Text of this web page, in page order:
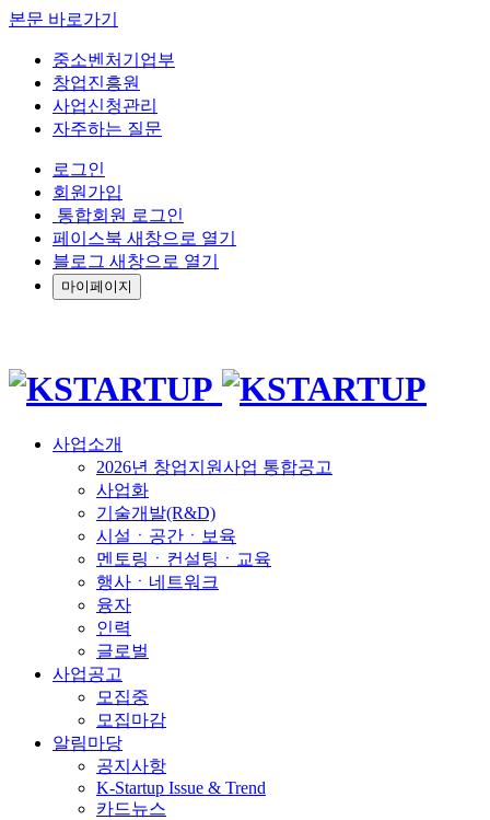
본문 바로가기
중소벤처기업부
창업진흥원
사업신청관리
자주하는 질문
로그인
회원가입
통합회원 로그인
페이스북 새창으로 열기
블로그 새창으로 열기
마이페이지
사업소개
2026년 창업지원사업 통합공고
사업화
기술개발(R&D)
시설ㆍ공간ㆍ보육
멘토링ㆍ컨설팅ㆍ교육
행사ㆍ네트워크
융자
인력
글로벌
사업공고
모집중
모집마감
알림마당
공지사항
K-Startup Issue & Trend
카드뉴스